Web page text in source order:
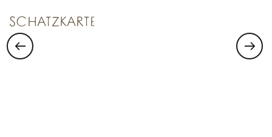
SCHATZKARTE